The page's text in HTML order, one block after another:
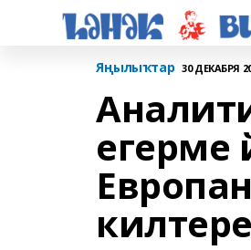
Яңылыҡтар 30 ДЕКАБРЯ
егерме